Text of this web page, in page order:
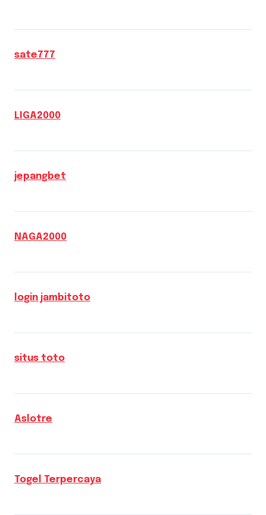
sate777
LIGA2000
jepangbet
NAGA2000
login jambitoto
situs toto
Aslotre
Togel Terpercaya